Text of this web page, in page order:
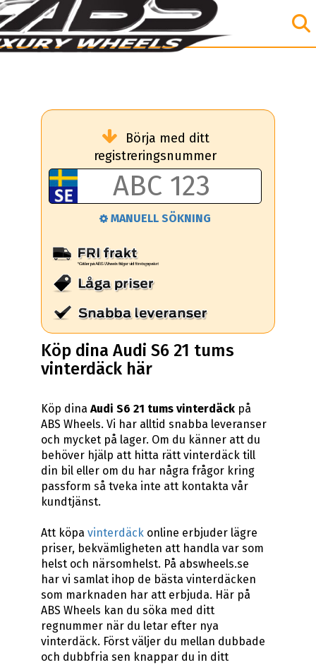
Börja med ditt
registreringsnummer
MANUELL SÖKNING
Köp dina Audi S6 21 tums
vinterdäck här
Köp dina Audi S6 21 tums vinterdäckpå
ABS Wheels. Vi har alltid snabba leveranser
och mycket på lager. Om du känner att du
behöver hjälp att hitta rätt vinterdäck till
din bil eller om du har några frågor kring
passform så tveka inte att kontakta vår
kundtjänst.
Att köpa vinterdäckonline erbjuder lägre
priser, bekvämligheten att handla var som
helst och närsomhelst. På abswheels.se
har vi samlat ihop de bästa vinterdäcken
som marknaden har att erbjuda. Här på
ABS Wheels kan du söka med ditt
regnummer när du letar efter nya
vinterdäck. Först väljer du mellan dubbade
och dubbfria sen knappar du in ditt